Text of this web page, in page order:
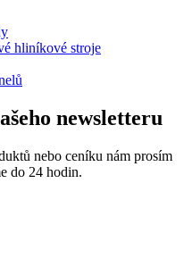
hliníkové stroje
newsletteru
nebo ceníku nám prosím
do 24 hodin.